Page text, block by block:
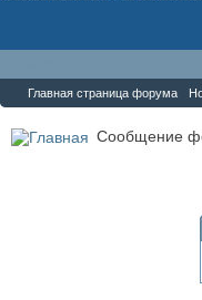
Главная страница форума
Сообщение